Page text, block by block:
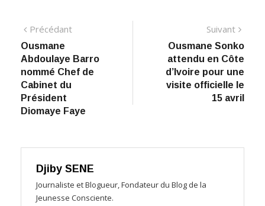
Navigation
de
l’article
PrécédantPrécédant:
Ousmane
Abdoulaye Barro
nommé Chef de
Cabinet du
Président
Diomaye Faye
Suivant
Ousmane Sonko
attendu en Côte
d’Ivoire pour une
visite officielle le
15 avril
Djiby SENE
Journaliste et Blogueur, Fondateur du Blog de la
Jeunesse Consciente.